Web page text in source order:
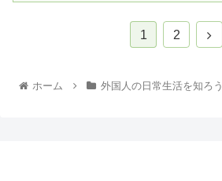
1 2
ホーム 外国人の日常生活を知ろう